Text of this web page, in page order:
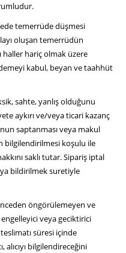
temerrüde düşmesi
oluşan temerrüdün
haller hariç olmak üzere
kabul, beyan ve taahhüt
sahte, yanlış olduğunu
aykırı ve/veya ticari kazanç
saptanması veya makul
bilgilendirilmesi koşulu ile
saklı tutar. Sipariş iptal
bildirilmek suretiyle
öngörülemeyen ve
engelleyici veya geciktirici
süresi içinde
alıcıyı bilgilendireceğini